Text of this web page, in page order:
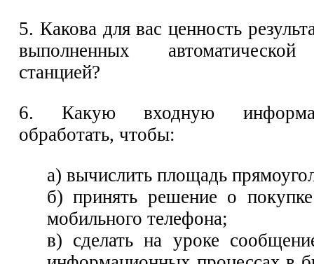
5. Какова для вас ценность
выполненных
станцией?
6. Какую входную
обработать, чтобы:
а) вычислить площадь
б) принять решение о
мобильного телефона;
в) сделать на уроке